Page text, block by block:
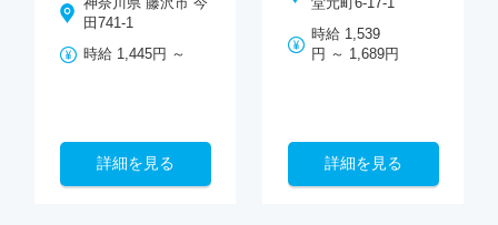
田741‐1
時給 1,445円 ～
詳細を見る
時給 1,539
円 ～ 1,689円
詳細を見る